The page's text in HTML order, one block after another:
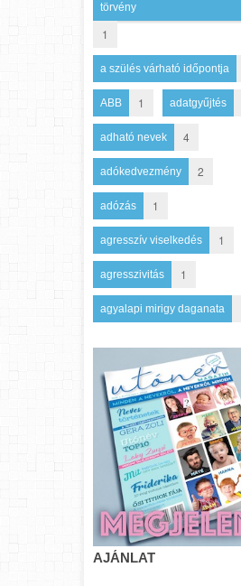
törvény
1
a szülés várható időpontja
ABB 1 adatgyűjtés
adható nevek 4
adókedvezmény 2
adózás 1
agresszív viselkedés 1
agresszivitás 1
agyalapi mirigy daganata
AJÁNLAT